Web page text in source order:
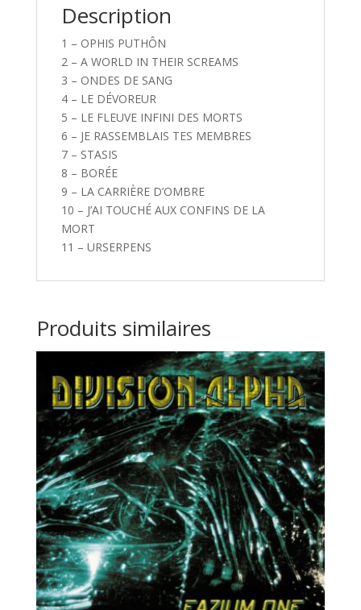
Description
1 – OPHIS PUTHÔN
2 – A WORLD IN THEIR SCREAMS
3 – ONDES DE SANG
4 – LE DÉVOREUR
5 – LE FLEUVE INFINI DES MORTS
6 – JE RASSEMBLAIS TES MEMBRES
7 – STASIS
8 – BORÉE
9 – LA CARRIÈRE D’OMBRE
10 – J’AI TOUCHÉ AUX CONFINS DE LA
MORT
11 – URSERPENS
Produits similaires